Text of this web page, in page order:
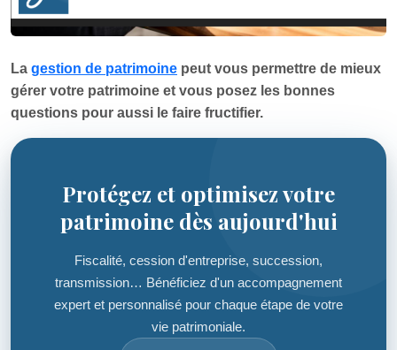
La gestion de patrimoine peut vous permettre de mieux
gérer votre patrimoine et vous posez les bonnes
questions pour aussi le faire fructifier.
Protégez et optimisez votre
patrimoine dès aujourd'hui
Fiscalité, cession d'entreprise, succession,
transmission… Bénéficiez d'un accompagnement
expert et personnalisé pour chaque étape de votre
vie patrimoniale.